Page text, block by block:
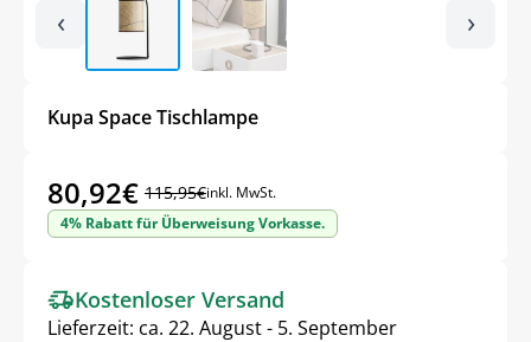
‹ ›
Kupa Space Tischlampe
115,95€
Ursprünglicher
Preis
115,95€
80,92€
Aktueller
Preis
80,92€.
inkl. MwSt.
4% Rabatt für Überweisung Vorkasse.
Kostenloser Versand
Lieferzeit: ca. 22. August - 5. September